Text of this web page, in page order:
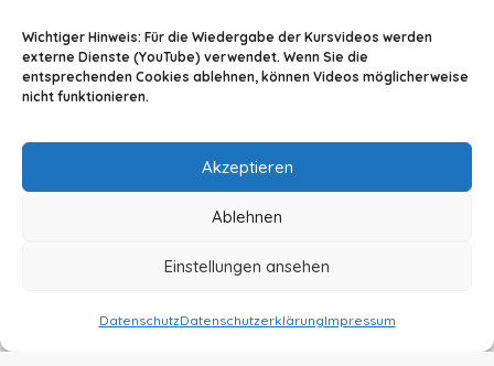
Wichtiger Hinweis: Für die Wiedergabe der Kursvideos werden
externe Dienste (YouTube) verwendet. Wenn Sie die
entsprechenden Cookies ablehnen, können Videos möglicherweise
nicht funktionieren.
Akzeptieren
Ablehnen
Einstellungen ansehen
DatenschutzDatenschutzerklärungImpressum
info@tiermedizin-wissen.de
© 2024 By A2Z-Soft